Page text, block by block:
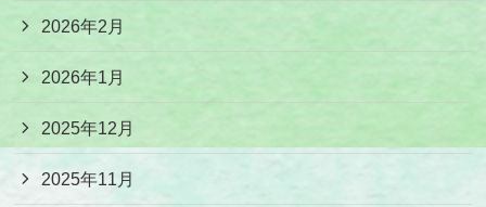
2026年2月
2026年1月
2025年12月
2025年11月